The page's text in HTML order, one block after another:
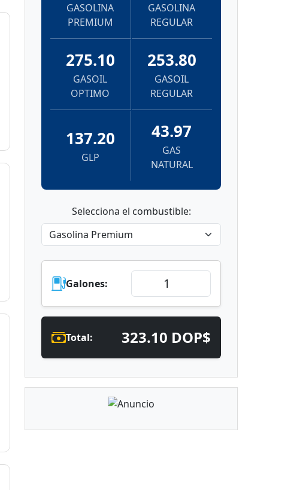
GASOLINA
PREMIUM
GASOLINA
REGULAR
275.10
GASOIL
OPTIMO
253.80
GASOIL
REGULAR
137.20
GLP
43.97
GAS
NATURAL
Selecciona el combustible:
Galones:
Total: 323.10 DOP$